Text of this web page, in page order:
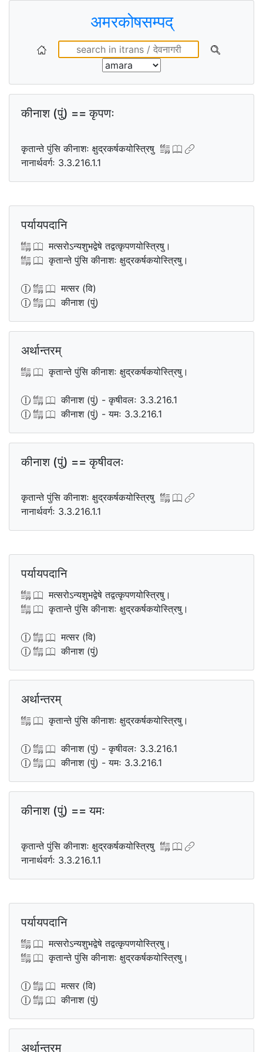
अमरकोषसम्पद्
कीनाश (पुं) == कृपणः
कृतान्ते पुंसि कीनाशः क्षुद्रकर्षकयोस्त्रिषु
नानार्थवर्गः 3.3.216.1.1
पर्यायपदानि
मत्सरोऽन्यशुभद्वेषे तद्वत्कृपणयोस्त्रिषु।
कृतान्ते पुंसि कीनाशः क्षुद्रकर्षकयोस्त्रिषु।
मत्सर (वि)
कीनाश (पुं)
अर्थान्तरम्
कृतान्ते पुंसि कीनाशः क्षुद्रकर्षकयोस्त्रिषु।
कीनाश (पुं) - कृषीवलः 3.3.216.1
कीनाश (पुं) - यमः 3.3.216.1
कीनाश (पुं) == कृषीवलः
कृतान्ते पुंसि कीनाशः क्षुद्रकर्षकयोस्त्रिषु
नानार्थवर्गः 3.3.216.1.1
पर्यायपदानि
मत्सरोऽन्यशुभद्वेषे तद्वत्कृपणयोस्त्रिषु।
कृतान्ते पुंसि कीनाशः क्षुद्रकर्षकयोस्त्रिषु।
मत्सर (वि)
कीनाश (पुं)
अर्थान्तरम्
कृतान्ते पुंसि कीनाशः क्षुद्रकर्षकयोस्त्रिषु।
कीनाश (पुं) - कृषीवलः 3.3.216.1
कीनाश (पुं) - यमः 3.3.216.1
कीनाश (पुं) == यमः
कृतान्ते पुंसि कीनाशः क्षुद्रकर्षकयोस्त्रिषु
नानार्थवर्गः 3.3.216.1.1
पर्यायपदानि
मत्सरोऽन्यशुभद्वेषे तद्वत्कृपणयोस्त्रिषु।
कृतान्ते पुंसि कीनाशः क्षुद्रकर्षकयोस्त्रिषु।
मत्सर (वि)
कीनाश (पुं)
अर्थान्तरम्